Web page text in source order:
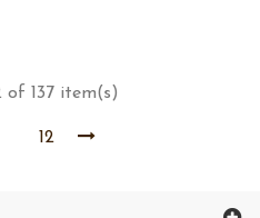
of 137 item(s)
12